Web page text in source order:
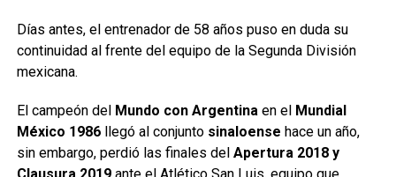
Días antes, el entrenador de 58 años puso en duda su
continuidad al frente del equipo de la Segunda División
mexicana.
El campeón del Mundo con Argentina en el Mundial
México 1986 llegó al conjunto sinaloense hace un año,
sin embargo, perdió las finales del Apertura 2018 y
Clausura 2019ante el Atlético San Luis, equipo que